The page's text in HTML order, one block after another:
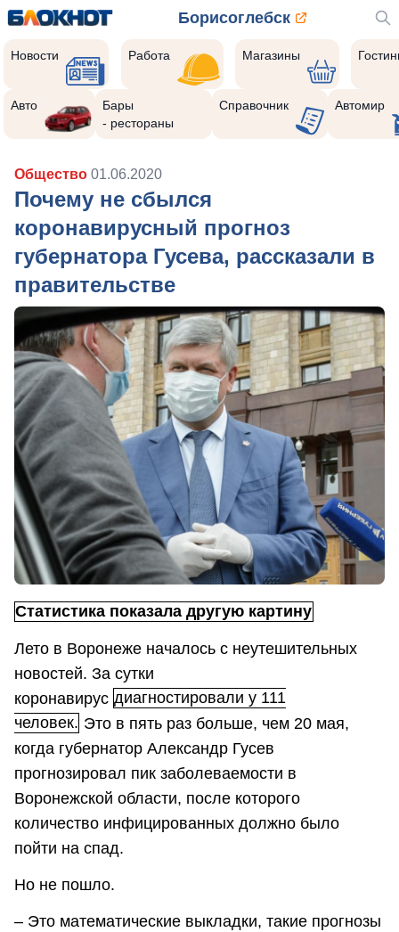
Борисоглебск
Новости Работа Магазины
Авто
Бары
- рестораны
Справочник Автомир
Общество 01.06.2020
Почему не сбылся
коронавирусный прогноз
губернатора Гусева, рассказали в
правительстве
Статистика показала другую картину
Лето в Воронеже началось с неутешительных
новостей. За сутки
коронавирус диагностировали у 111
человек. Это в пять раз больше, чем 20 мая,
когда губернатор Александр Гусев
прогнозировал пик заболеваемости в
Воронежской области, после которого
количество инфицированных должно было
пойти на спад.
Но не пошло.
– Это математические выкладки, такие прогнозы